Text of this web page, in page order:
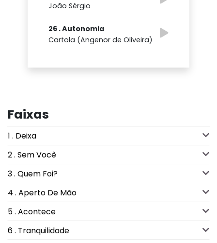
João Sérgio
26 . Autonomia
Cartola (Angenor de Oliveira)
Faixas
1 . Deixa
2 . Sem Você
3 . Quem Foi?
4 . Aperto De Mão
5 . Acontece
6 . Tranquilidade